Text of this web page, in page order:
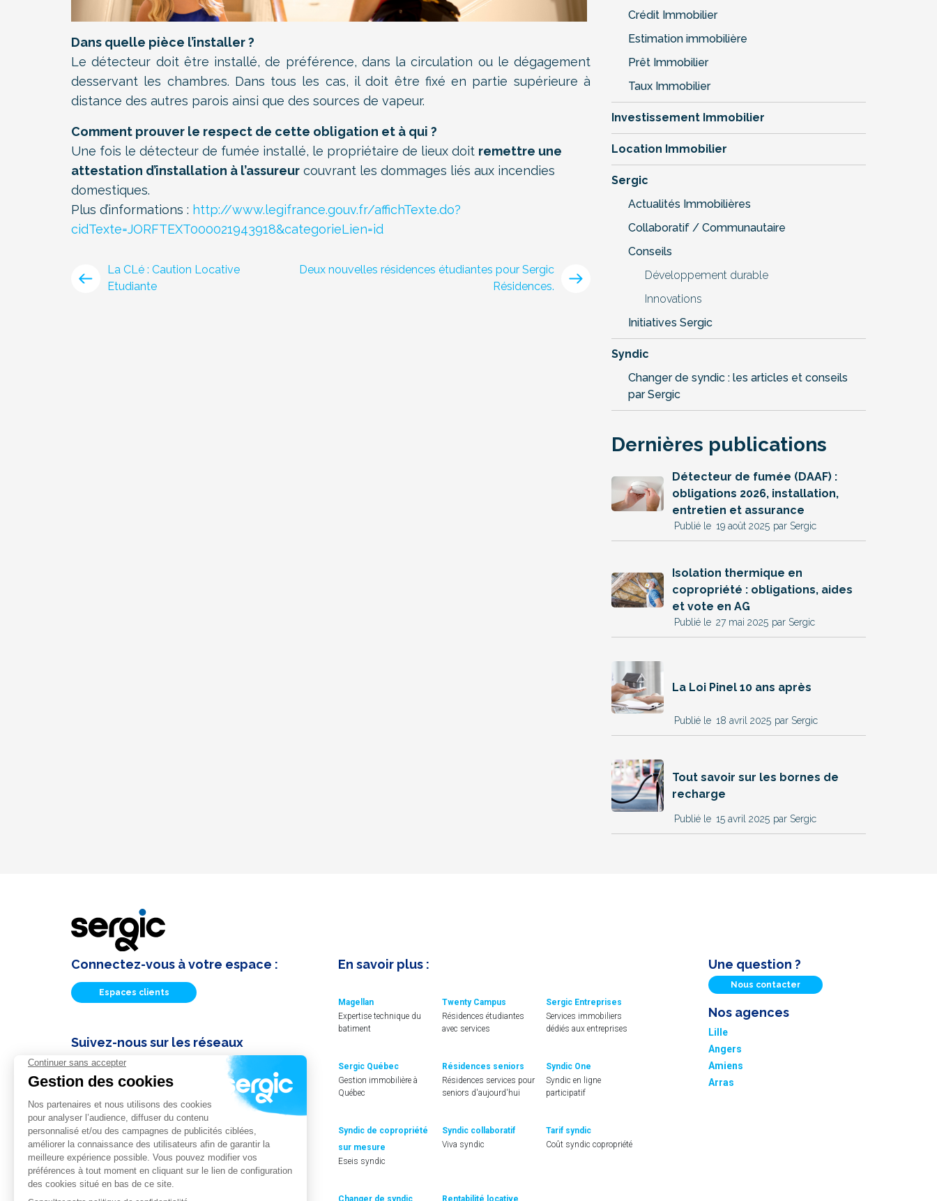
Dans quelle pièce l’installer ?
Le détecteur doit être installé, de préférence, dans la circulation ou le dégagement
desservant les chambres. Dans tous les cas, il doit être fixé en partie supérieure à
distance des autres parois ainsi que des sources de vapeur.
Comment prouver le respect de cette obligation et à qui ?
Une fois le détecteur de fumée installé, le propriétaire de lieux doit remettre une
attestation d’installation à l’assureur couvrant les dommages liés aux incendies
domestiques.
Plus d’informations : http://www.legifrance.gouv.fr/affichTexte.do?
cidTexte=JORFTEXT000021943918&categorieLien=id
La CLé : Caution Locative
Etudiante
Deux nouvelles résidences étudiantes pour Sergic
Résidences.
Crédit Immobilier
Estimation immobilière
Prêt Immobilier
Taux Immobilier
Investissement Immobilier
Location Immobilier
Sergic
Actualités Immobilières
Collaboratif / Communautaire
Conseils
Développement durable
Innovations
Initiatives Sergic
Syndic
Changer de syndic : les articles et conseils
par Sergic
Dernières publications
Détecteur de fumée (DAAF) :
obligations 2026, installation,
entretien et assurance
par Sergic
19 août 2025
Isolation thermique en
copropriété : obligations, aides
et vote en AG
par Sergic
27 mai 2025
La Loi Pinel 10 ans après
par Sergic
18 avril 2025
Tout savoir sur les bornes de
recharge
par Sergic
15 avril 2025
Connectez-vous à votre espace :
Espaces clients
Suivez-nous sur les réseaux
Actualités
En savoir plus :
Magellan
Expertise technique du
batiment
Twenty Campus
Résidences étudiantes
avec services
Sergic Entreprises
Services immobiliers
dédiés aux entreprises
Sergic Québec
Gestion immobilière à
Québec
Résidences seniors
Résidences services pour
seniors d'aujourd'hui
Syndic One
Syndic en ligne
participatif
Syndic de copropriété
sur mesure
Eseis syndic
Syndic collaboratif
Viva syndic
Tarif syndic
Coût syndic copropriété
Changer de syndic Rentabilité locative
Une question ?
Nous contacter
Nos agences
Lille
Angers
Amiens
Arras